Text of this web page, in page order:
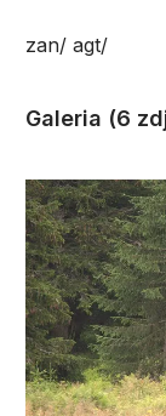
zan/ agt/
Galeria (6